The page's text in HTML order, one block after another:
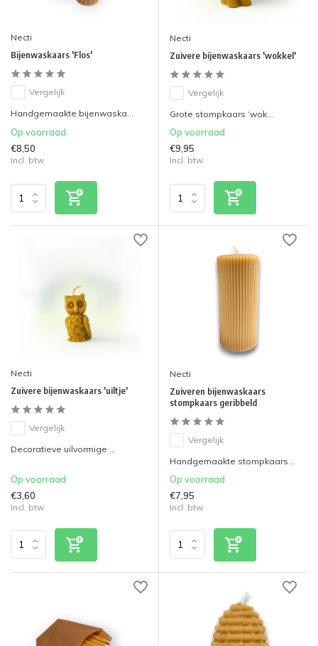
Necti
Bijenwaskaars 'Flos'
Vergelijk
Handgemaakte bijenwaska...
Op voorraad
€8,50
Incl. btw
Necti
Zuivere bijenwaskaars 'wokkel'
Vergelijk
Grote stompkaars ‘wok...
Op voorraad
€9,95
Incl. btw
Necti
Zuivere bijenwaskaars 'uiltje'
Vergelijk
Decoratieve uilvormige ...
Op voorraad
€3,60
Incl. btw
Necti
Zuiveren bijenwaskaars
stompkaars geribbeld
Vergelijk
Handgemaakte stompkaars...
Op voorraad
€7,95
Incl. btw